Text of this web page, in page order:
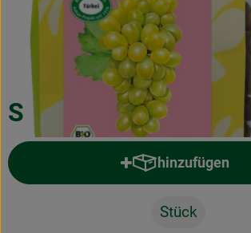
Getränke
Drogerie & Diverses
Lieferservice
Über uns
Sultaninen 500g
5,99 €/
hinzufügen
Produkt zum
Stück